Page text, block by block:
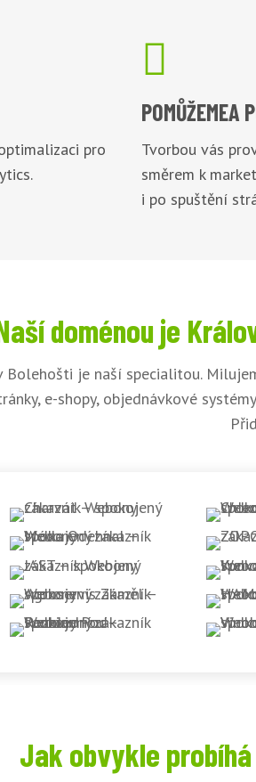
pro

POMŮŽEMEA
Tvorbou vás
směrem k
i po spuštění
doménou je
Bolehošti je naší specialitou.
e-shopy, objednávkové
Jak obvykle